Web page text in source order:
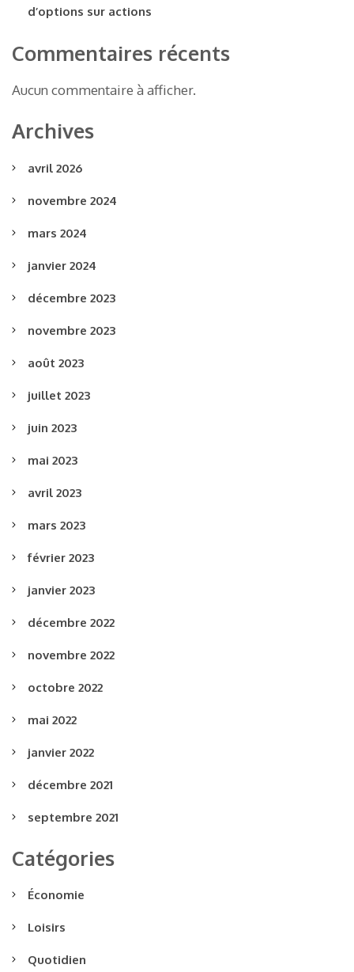
d’options sur actions
Commentaires récents
Aucun commentaire à afficher.
Archives
avril 2026
novembre 2024
mars 2024
janvier 2024
décembre 2023
novembre 2023
août 2023
juillet 2023
juin 2023
mai 2023
avril 2023
mars 2023
février 2023
janvier 2023
décembre 2022
novembre 2022
octobre 2022
mai 2022
janvier 2022
décembre 2021
septembre 2021
Catégories
Économie
Loisirs
Quotidien